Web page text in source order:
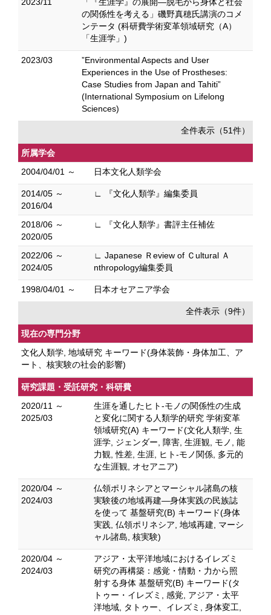
の関係性を考える」磯野真穂氏講演のコメ
ンテータ (科研費学術変革領域研究（A）
「生涯学」)
2023/03
”Environmental Aspects and User
Experiences in the Use of Prostheses:
Case Studies from Japan and Tahiti”
(International Symposium on Lifelong
Sciences)
全件表示（51件）
所属学会
2004/04/01 ～
日本文化人類学会
2014/05 ～
2016/04
∟ 『文化人類学』編集委員
2018/06 ～
2020/05
∟ 『文化人類学』書評主任補佐
2022/06 ～
2024/05
∟ Japanese Ｒeview of Ｃultural Ａ
nthropology編集委員
1998/04/01 ～ 日本オセアニア学会
全件表示（9件）
現在の専門分野
文化人類学, 地域研究 キーワード(身体装飾・身体加工、ア
ート、核実験の社会的影響)
研究課題・受託研究・科研費
2020/11 ～
2025/03
生涯を通したヒト-モノの関係性の生成
と変化に関する人類学的研究 学術変革
領域研究(A) キーワード(文化人類学, 生
涯学, ジェンダー, 障害, 生涯観, モノ, 能
力観, 性差, 生涯, ヒト-モノ関係, 多元的
な生涯観, オセアニア)
2020/04 ～
2024/03
仏領ポリネシアとマーシャル諸島の核
実験後の地域再建―身体実践の民族誌
を使って 基盤研究(B) キーワード(身体
実践, 仏領ポリネシア, 地域再建, マーシ
ャル諸島, 核実験)
2020/04 ～
2024/03
アジア・太平洋地域におけるイレズミ
研究の再構築：感覚・情動・力から照
射する身体 基盤研究(B) キーワード(タ
トゥー・イレズミ, 感覚, アジア・太平
洋地域, タトゥー、イレズミ, 身体変工,